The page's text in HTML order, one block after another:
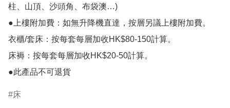
柱、山頂、沙頭角、布袋澳…)
●上樓附加費：如無升降機直達，按層另議上樓附加費。
衣櫃/套床：按每套每層加收HK$80-150計算。
床褥：按每套每層加收HK$20-50計算。
床